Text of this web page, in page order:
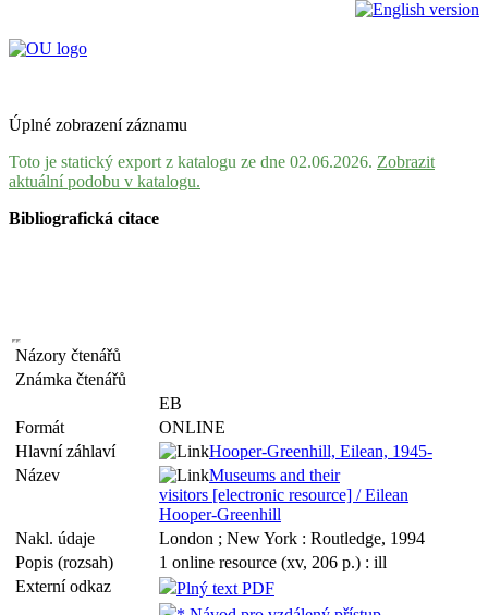
Úplné zobrazení záznamu
Toto je statický export z katalogu ze dne 02.06.2026. Zobrazit
aktuální podobu v katalogu.
Bibliografická citace
Názory čtenářů
Známka čtenářů
EB
Formát
ONLINE
Hlavní záhlaví
Hooper-Greenhill, Eilean, 1945-
Název
Museums and their
visitors [electronic resource] / Eilean
Hooper-Greenhill
Nakl. údaje
London ; New York : Routledge, 1994
Popis (rozsah)
1 online resource (xv, 206 p.) : ill
Externí odkaz
Plný text PDF